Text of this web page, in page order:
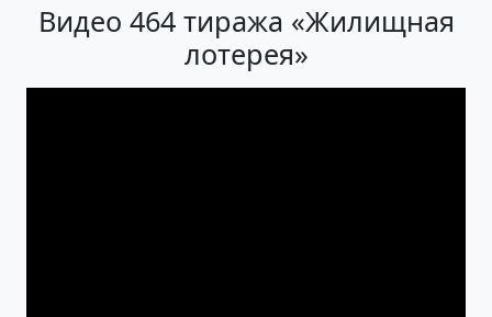
Видео 464 тиража «Жилищная
лотерея»